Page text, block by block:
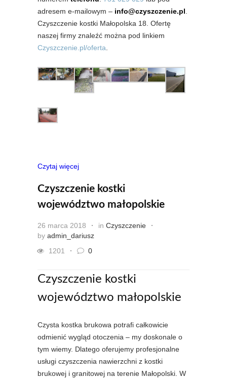
adresem e-mailowym – info@czyszczenie.pl.
Czyszczenie kostki Małopolska 18. Ofertę
naszej firmy znaleźć można pod linkiem
Czyszczenie.pl/oferta.
Czytaj więcej
Czyszczenie kostki
województwo małopolskie
26 marca 2018 in Czyszczenie
by admin_dariusz
1201
0
Czyszczenie kostki
województwo małopolskie
Czysta kostka brukowa potrafi całkowicie
odmienić wygląd otoczenia – my doskonale o
tym wiemy. Dlatego oferujemy profesjonalne
usługi czyszczenia nawierzchni z kostki
brukowej i granitowej na terenie Małopolski. W